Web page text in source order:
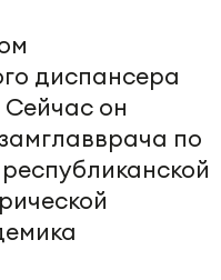
диспансера
Сейчас он
по